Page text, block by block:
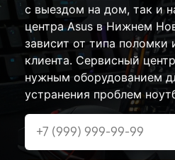
с выездом на дом, так и
центра Asus в Нижнем
зависит от типа поломки
клиента. Сервисный
нужным оборудованием
устранения проблем